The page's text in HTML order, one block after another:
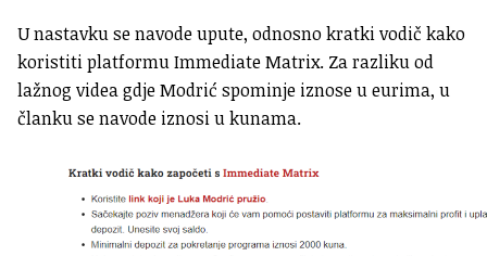
U nastavku se navode upute, odnosno kratki vodič kako
koristiti platformu Immediate Matrix. Za razliku od
lažnog videa gdje Modrić spominje iznose u eurima, u
članku se navode iznosi u kunama.